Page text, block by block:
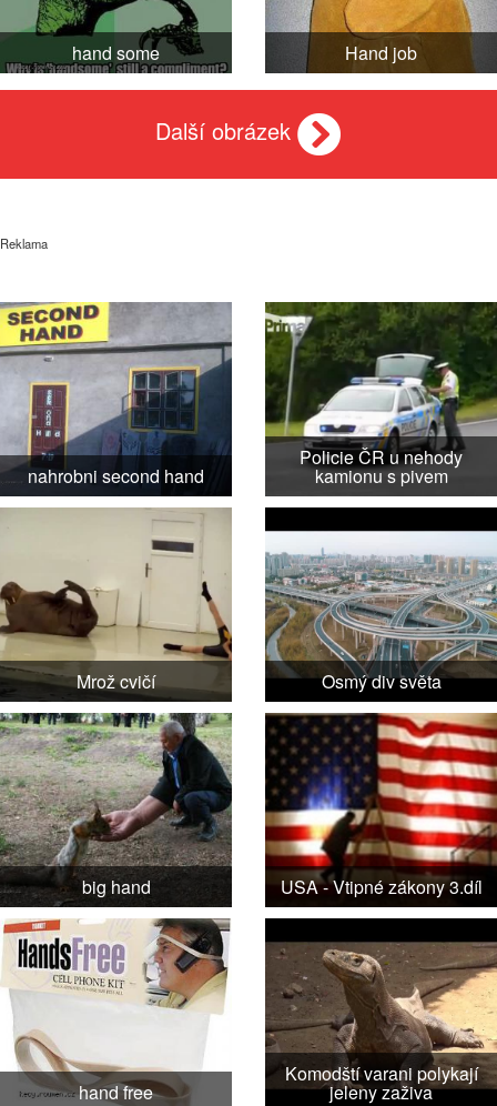
hand some Hand job
Další obrázek
Reklama
nahrobni second hand
Policie ČR u nehody
kamionu s pivem
Mrož cvičí Osmý div světa
big hand USA - Vtipné zákony 3.díl
hand free
Komodští varani polykají
jeleny zaživa